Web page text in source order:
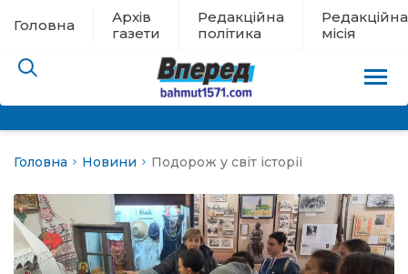
Головна
Архів
газети
Редакційна
політика
Редакційна
місія
евакуації
Головна Новини Подорож у світ історії